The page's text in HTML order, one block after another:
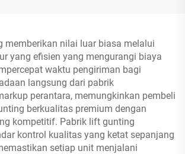
memberikan nilai luar biasa melalui
yang efisien yang mengurangi biaya
waktu pengiriman bagi
langsung dari pabrik
perantara, memungkinkan pembeli
berkualitas premium dengan
kompetitif. Pabrik lift gunting
kontrol kualitas yang ketat sepanjang
setiap unit menjalani